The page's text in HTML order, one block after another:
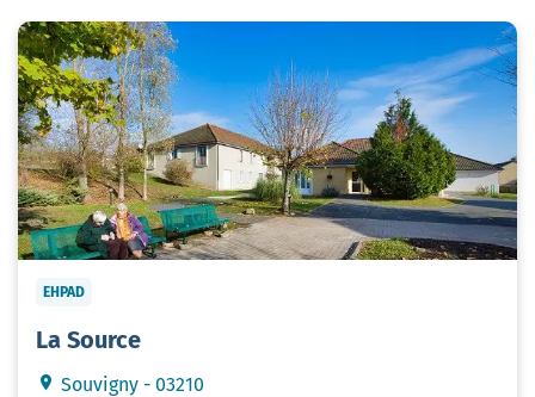
EHPAD
La Source
Souvigny - 03210